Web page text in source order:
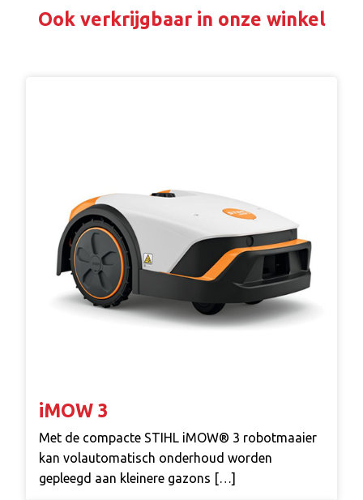
Ook verkrijgbaar in onze winkel
iMOW 3
Met de compacte STIHL iMOW® 3 robotmaaier
kan volautomatisch onderhoud worden
gepleegd aan kleinere gazons […]